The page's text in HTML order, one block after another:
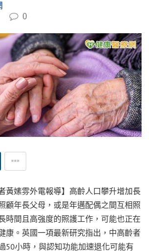
0
黃嫊雰外電報導】高齡人口攀升增加長
顧年長父母，或是年邁配偶之間互相照
時間且高強度的照護工作，可能也正在
康。英國一項最新研究指出，中高齡者
50小時，與認知功能加速退化可能有